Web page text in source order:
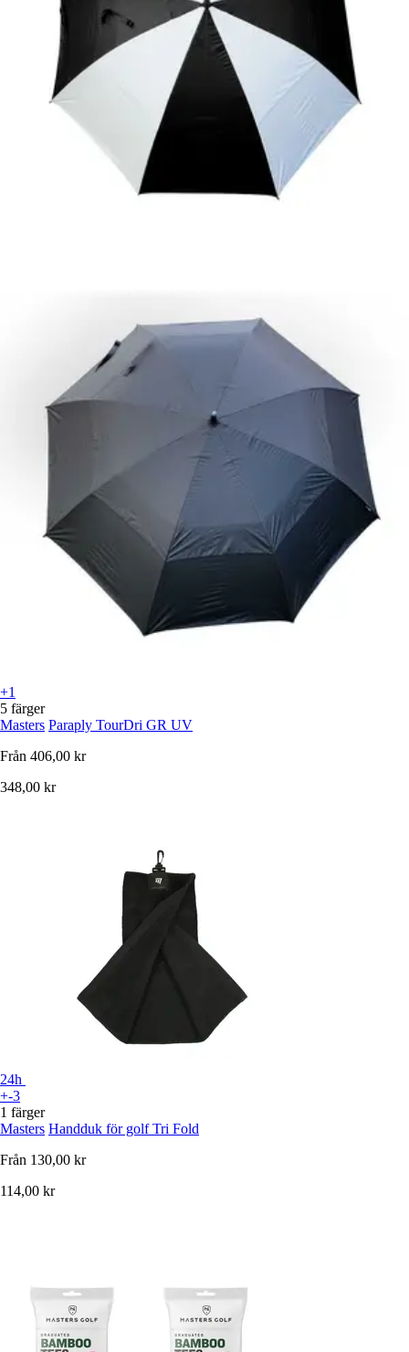
+1
5 färger
Masters Paraply TourDri GR UV
Från 406,00 kr
348,00 kr
24h
+-3
1 färger
Masters Handduk för golf Tri Fold
Från 130,00 kr
114,00 kr